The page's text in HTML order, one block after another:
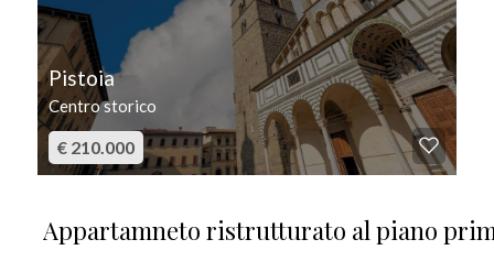
Pistoia
Centro storico
€ 210.000
Appartamneto ristrutturato al piano